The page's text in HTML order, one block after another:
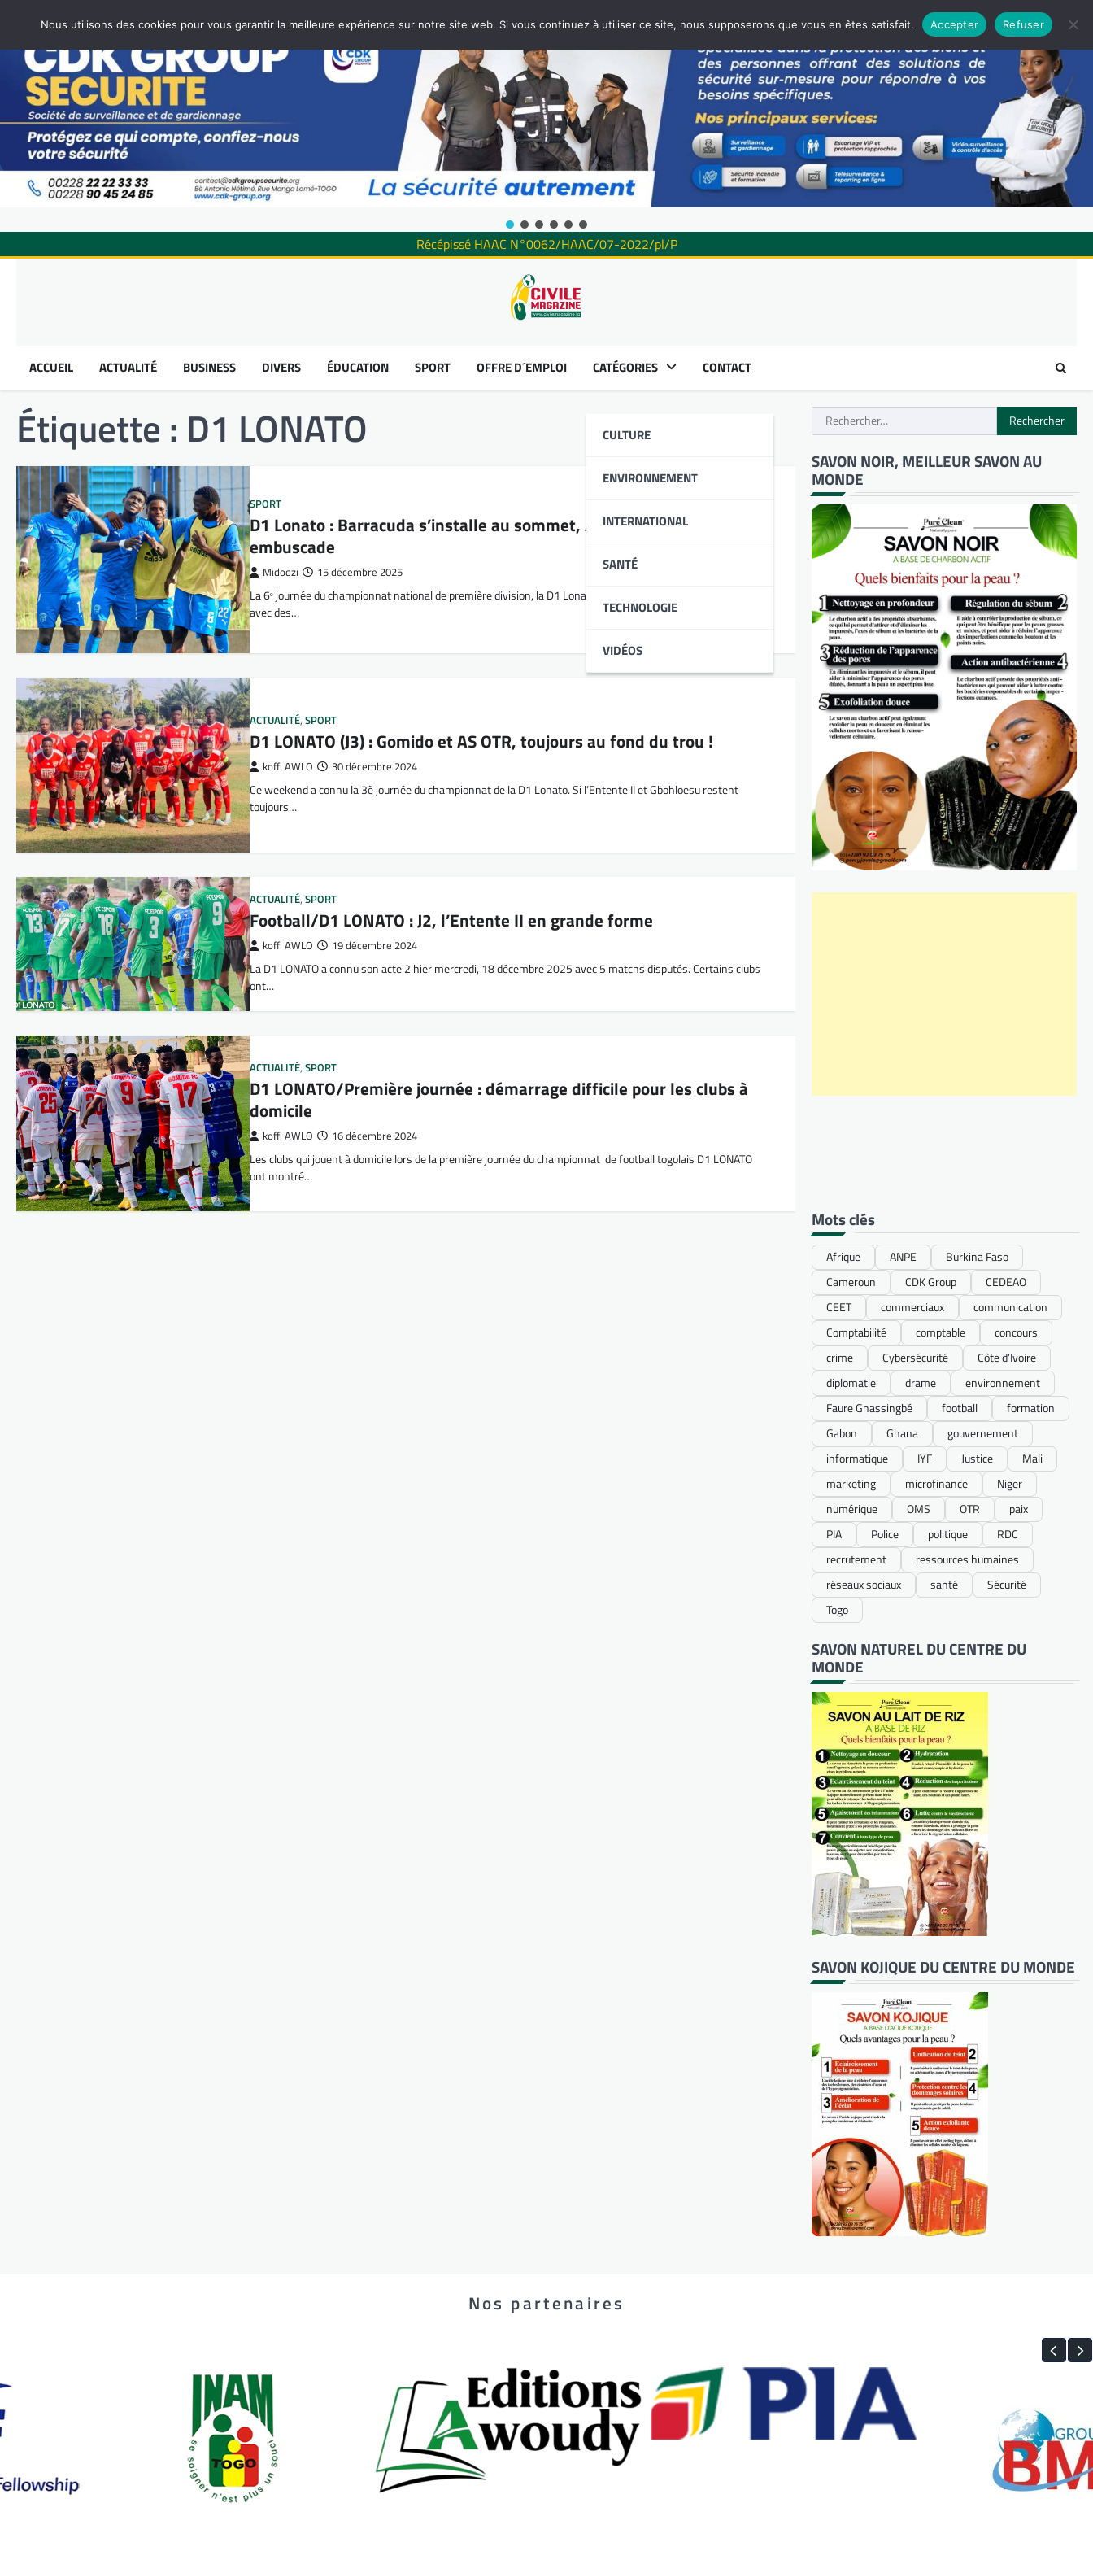
Récépissé HAAC N°0062/HAAC/07-2022/pl/P
ACCUEIL ACTUALITÉ BUSINESS DIVERS ÉDUCATION SPORT OFFRE D´EMPLOI CATÉGORIES
CULTURE
ENVIRONNEMENT
INTERNATIONAL
SANTÉ
TECHNOLOGIE
VIDÉOS
CONTACT
Étiquette : D1 LONATO
SPORT
D1 Lonato : Barracuda s’installe au sommet, ASKO reste en
embuscade
Midodzi 15 décembre 2025
La 6ᵉ journée du championnat national de première division, la D1 Lonato, a livré son verdict ce week-end
avec des…
ACTUALITÉ,SPORT
D1 LONATO (J3) : Gomido et AS OTR, toujours au fond du trou !
koffi AWLO 30 décembre 2024
Ce weekend a connu la 3è journée du championnat de la D1 Lonato. Si l’Entente II et Gbohloesu restent
toujours…
ACTUALITÉ,SPORT
Football/D1 LONATO : J2, l’Entente II en grande forme
koffi AWLO 19 décembre 2024
La D1 LONATO a connu son acte 2 hier mercredi, 18 décembre 2025 avec 5 matchs disputés. Certains clubs
ont…
ACTUALITÉ,SPORT
D1 LONATO/Première journée : démarrage difficile pour les clubs à
domicile
koffi AWLO 16 décembre 2024
Les clubs qui jouent à domicile lors de la première journée du championnat de football togolais D1 LONATO
ont montré…
Rechercher :
SAVON NOIR, MEILLEUR SAVON AU
MONDE
Mots clés
Afrique ANPE
Burkina Faso
Cameroun
CDK Group
CEDEAO
CEET
commerciaux
communication
Comptabilité
comptable
concours
crime
Cybersécurité
Côte d’Ivoire
diplomatie
drame
environnement
Faure Gnassingbé
football
formation
Gabon
Ghana
gouvernement
informatique
IYF Justice
Mali
marketing
microfinance
Niger
numérique
OMS OTR
paix
PIA
Police politique
RDC
recrutement
ressources humaines
réseaux sociaux
santé
Sécurité
Togo
SAVON NATUREL DU CENTRE DU
MONDE
SAVON KOJIQUE DU CENTRE DU MONDE
Nos partenaires
Nous utilisons des cookies pour vous garantir la meilleure expérience sur notre site web. Si vous continuez à utiliser ce site, nous supposerons que vous en êtes satisfait. Accepter Refuser